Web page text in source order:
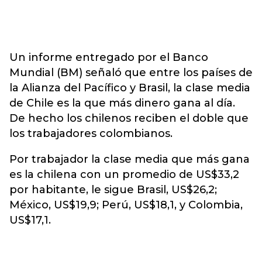
Un informe entregado por el Banco
Mundial (BM) señaló que entre los países de
la Alianza del Pacífico y Brasil, la clase media
de Chile es la que más dinero gana al día.
De hecho los chilenos reciben el doble que
los trabajadores colombianos.
Por trabajador la clase media que más gana
es la chilena con un promedio de US$33,2
por habitante, le sigue Brasil, US$26,2;
México, US$19,9; Perú, US$18,1, y Colombia,
US$17,1.